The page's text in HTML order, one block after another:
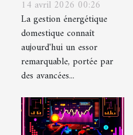
innovations en
matière de
gestion
énergétique
domestique ?
14 avril 2026 00:26
La gestion énergétique
domestique connaît
aujourd'hui un essor
remarquable, portée par
des avancées...